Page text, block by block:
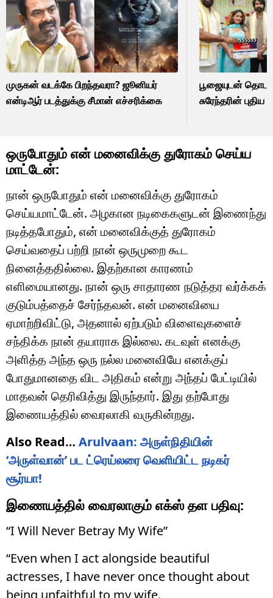
முருகன் வடக்கே பிறந்தவரா? ஜூனியர்
என்டிஆர் படத்துக்கு சீமான் எச்சரிக்கை
பூஜையுடன்
சுரேந்தரின்
ஒருபோதும் என் மனைவிக்கு துரோகம் செய்ய
மாட்டேன்:
நான் ஒருபோதும் என் மனைவிக்கு துரோகம்
செய்யமாட்டேன். அழகான நடிகைகளுடன் இணைந்து
நடித்தபோதும், என் மனைவிக்குத் துரோகம்
செய்வதைப் பற்றி நான் ஒருமுறை கூட
நினைத்ததில்லை. இதற்கான காரணம்
எளிமையானது. நான் ஒரு சாதாரண நடுத்தர வர்க்கக்
குடும்பத்தைச் சேர்ந்தவன். என் மனைவியை
ஏமாற்றிவிட்டு, அதனால் ஏற்படும் விளைவுகளைச்
சந்திக்க நான் தயாராக இல்லை. கடவுள் எனக்கு
அளித்த அந்த ஒரு நல்ல மனைவியே எனக்குப்
போதுமானதை விட அதிகம் என்று அந்தப் பேட்டியில்
மாதவன் தெரிவித்து இருந்தார். இது தற்போது
இணையத்தில் வைரலாகி வருகின்றது.
Also Read… Arulvaan: அருள்நிதியின்
‘அருள்வான்’ பட ட்ரெய்லரை வெளியிட்ட நடிகர்
சூர்யா!
இணையத்தில் வைரலாகும் எக்ஸ் தள பதிவு:
“I Will Never Betray My Wife”
“Even when I act alongside beautiful
actresses, I have never once thought about
being unfaithful to my wife.